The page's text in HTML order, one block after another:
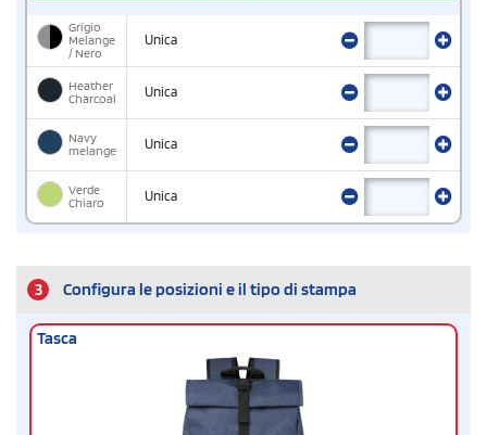
Grigio
Melange
/ Nero
Unica
Heather
Charcoal
Unica
Navy
melange
Unica
Verde
Chiaro
Unica
3 Configura le posizioni e il tipo di stampa
Tasca